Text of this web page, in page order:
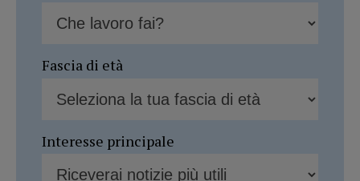
Fascia di età
Interesse principale